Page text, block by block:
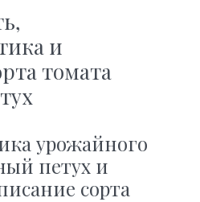
и
томата
урожайного
петух и
сорта